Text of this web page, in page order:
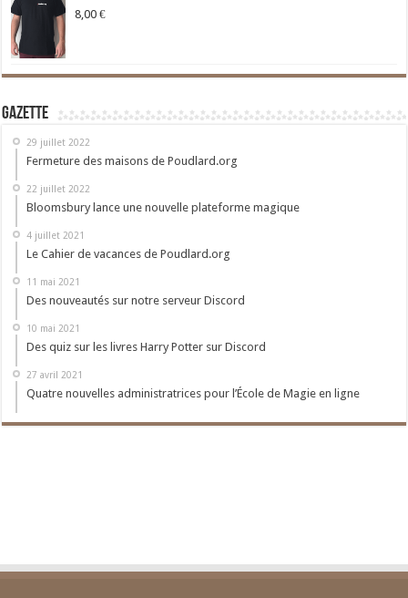
8,00 €
Gazette
29 juillet 2022
Fermeture des maisons de Poudlard.org
22 juillet 2022
Bloomsbury lance une nouvelle plateforme magique
4 juillet 2021
Le Cahier de vacances de Poudlard.org
11 mai 2021
Des nouveautés sur notre serveur Discord
10 mai 2021
Des quiz sur les livres Harry Potter sur Discord
27 avril 2021
Quatre nouvelles administratrices pour l’École de Magie en ligne